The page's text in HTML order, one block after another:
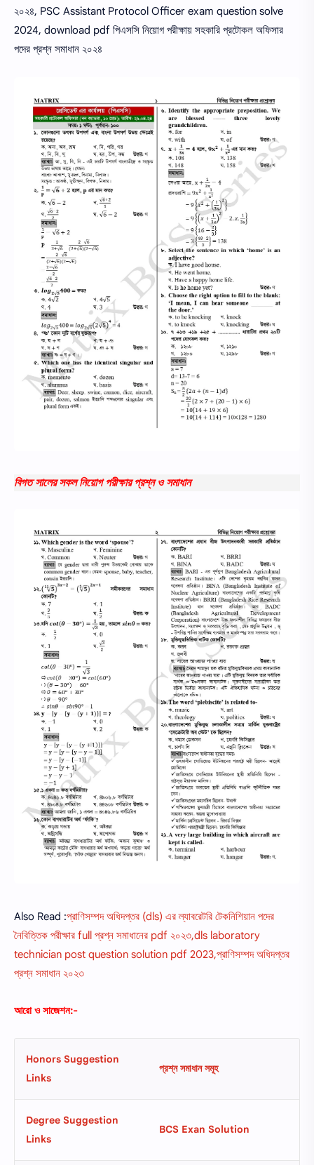
২০২৪, PSC Assistant Protocol Officer exam question solve
2024, download pdf পিএসসি নিয়োগ পরীক্ষায় সহকারি প্রটোকল অফিসার
পদের প্রশ্ন সমাধান ২০২৪
বিগত সালের সকল নিয়োগ পরীক্ষার প্রশ্ন ও সমাধান
Also Read :প্রাণিসম্পদ অধিদপ্তর (dls) এর ল্যাবরেটরি টেকনিশিয়ান পদের
নৈবিত্তিক পরীক্ষার full প্রশ্ন সমাধানের pdf ২০২৩,dls laboratory
technician post question solution pdf 2023,প্রাণিসম্পদ অধিদপ্তর
প্রশ্ন সমাধান ২০২৩
আরো ও সাজেশন:-
Honors Suggestion
Links
প্রশ্ন সমাধান সমূহ
Degree Suggestion
Links
BCS Exan Solution